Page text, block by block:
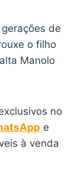
de
o filho
Manolo
no
e
à venda